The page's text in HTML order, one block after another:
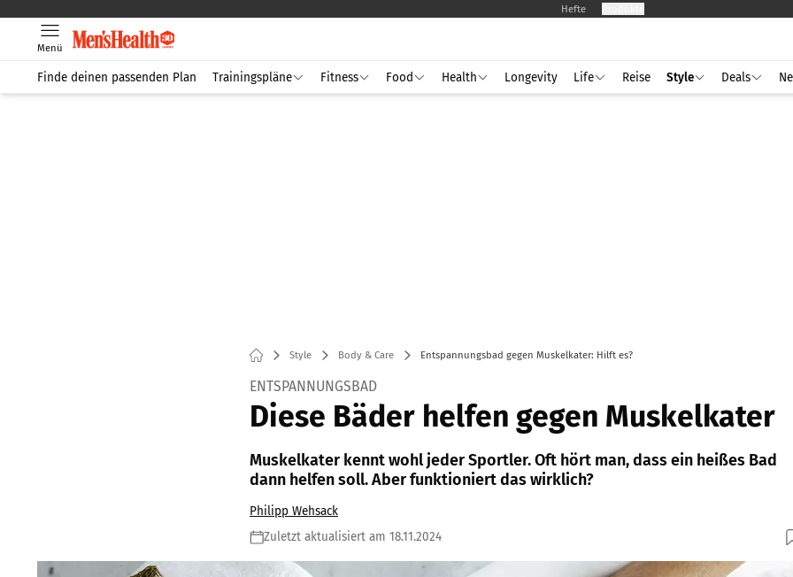
Hefte
Menü
Finde deinen passenden Plan Trainingspläne Fitness Food Health Longevity Life Reise Style Deals
Style Body & Care Entspannungsbad gegen Muskelkater: Hilft es?
ENTSPANNUNGSBAD
Diese Bäder helfen gegen Muskelkater
Muskelkater kennt wohl jeder Sportler. Oft hört man, dass ein heißes Bad
dann helfen soll. Aber funktioniert das wirklich?
Philipp Wehsack
Zuletzt aktualisiert am 18.11.2024